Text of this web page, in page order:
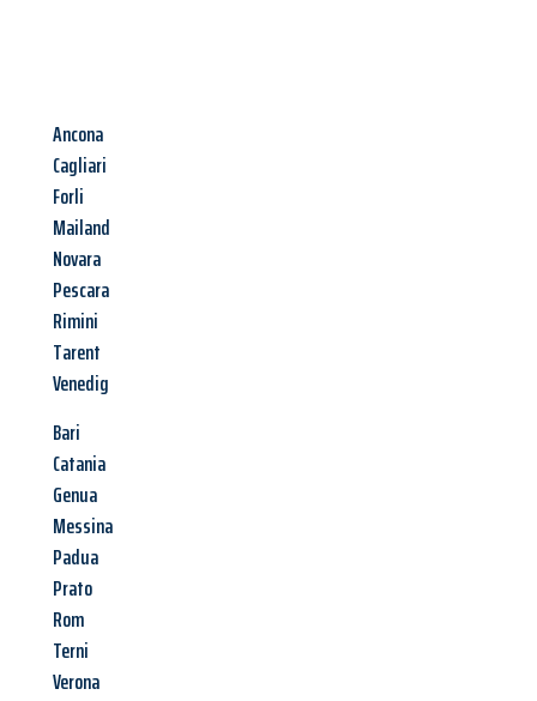
Ancona
Cagliari
Forli
Mailand
Novara
Pescara
Rimini
Tarent
Venedig
Bari
Catania
Genua
Messina
Padua
Prato
Rom
Terni
Verona